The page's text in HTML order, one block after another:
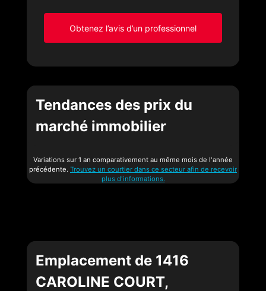
Obtenez l’avis d’un professionnel
Tendances des prix du
marché immobilier
Variations sur 1 an comparativement au même mois de l'année
précédente. Trouvez un courtier dans ce secteur afin de recevoir
plus d'informations.
Emplacement de 1416
CAROLINE COURT,